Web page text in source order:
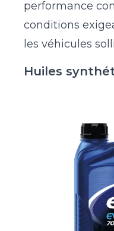
performance
conditions
les véhicules
Huiles